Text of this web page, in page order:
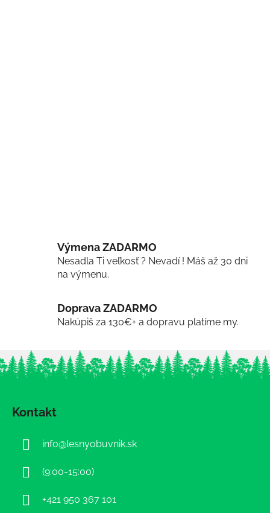
Výmena ZADARMO
Nesadla Ti veľkosť ? Nevadí ! Máš až 30 dni
na výmenu.
Doprava ZADARMO
Nakúpiš za 130€+ a dopravu platíme my.
Kontakt
info@lesnyobuvnik.sk
(9:00-15:00)
+421 950 367 101